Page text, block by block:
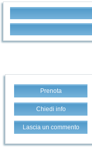
Prenota
Chiedi info
Lascia un commento